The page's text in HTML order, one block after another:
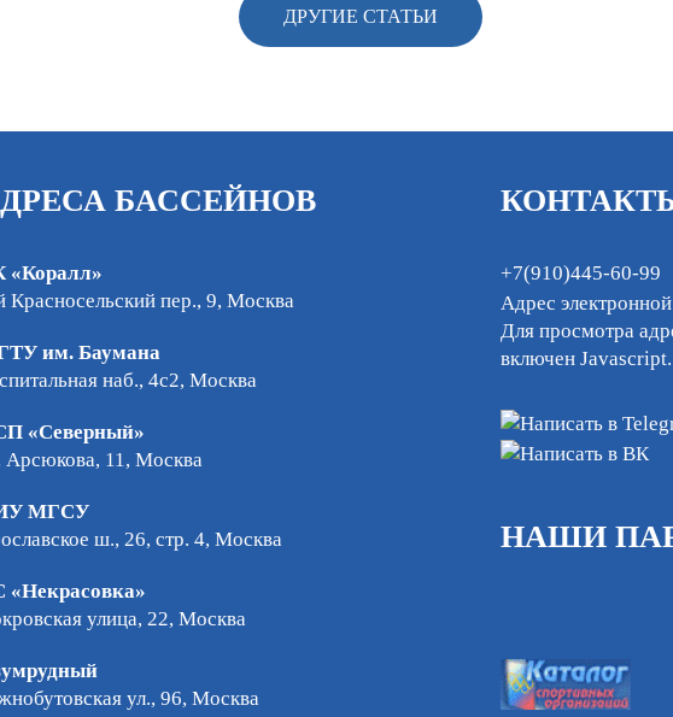
ДРУГИЕ СТАТЬИ
БАССЕЙНОВ
«Коралл»
Красносельский пер., 9, Москва
им. Баумана
наб., 4с2, Москва
«Северный»
Арсюкова, 11, Москва
МГСУ
ш., 26, стр. 4, Москва
«Некрасовка»
улица, 22, Москва
ул., 96, Москва
+7(910)445-60-99
Адрес
Для просмотра
включен Javascript.
НАШИ